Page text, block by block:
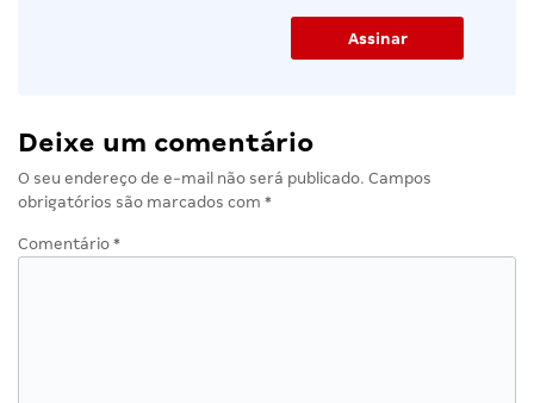
Deixe um comentário
O seu endereço de e-mail não será publicado. Campos
obrigatórios são marcados com *
Comentário *